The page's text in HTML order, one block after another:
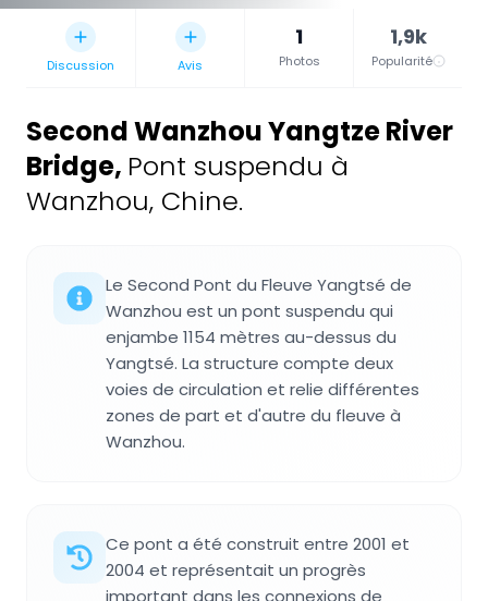
Discussion Avis
1
Photos
1,9k
Popularité
Second Wanzhou Yangtze River
Bridge, Pont suspendu à
Wanzhou, Chine.
Le Second Pont du Fleuve Yangtsé de
Wanzhou est un pont suspendu qui
enjambe 1154 mètres au-dessus du
Yangtsé. La structure compte deux
voies de circulation et relie différentes
zones de part et d'autre du fleuve à
Wanzhou.
Ce pont a été construit entre 2001 et
2004 et représentait un progrès
important dans les connexions de